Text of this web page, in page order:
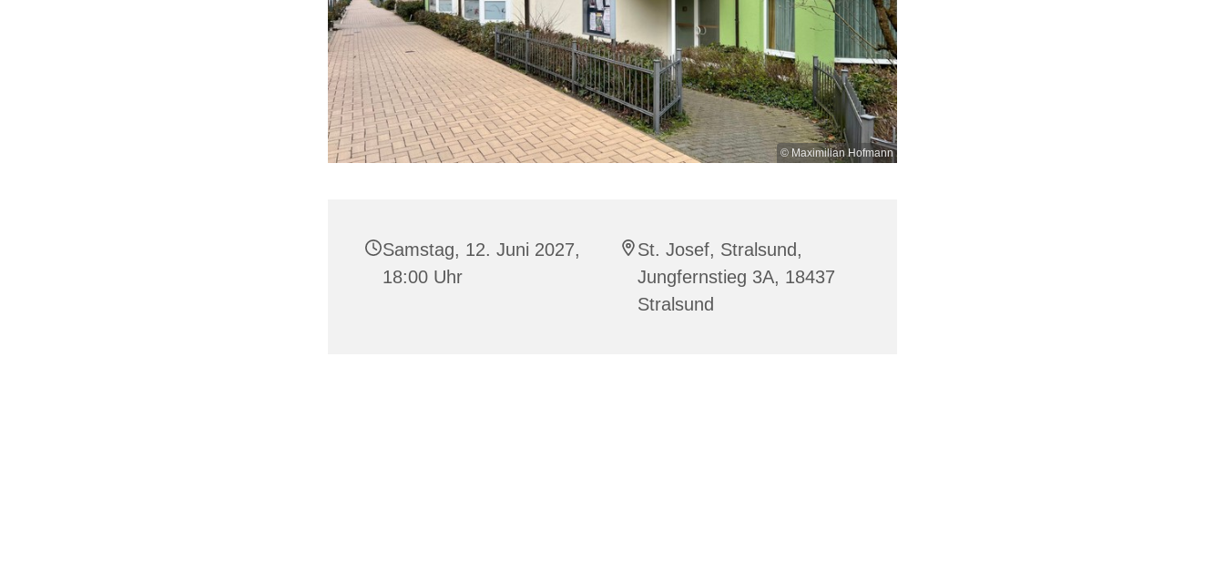
© Maximilian Hofmann
Samstag, 12. Juni 2027,
18:00 Uhr
St. Josef, Stralsund,
Jungfernstieg 3A, 18437
Stralsund